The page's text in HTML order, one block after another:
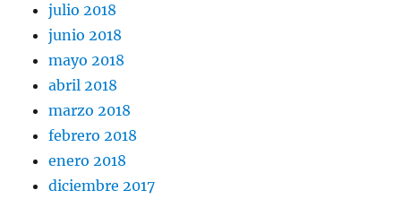
julio 2018
junio 2018
mayo 2018
abril 2018
marzo 2018
febrero 2018
enero 2018
diciembre 2017